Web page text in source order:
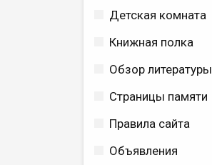
Детская комната
Книжная полка
Обзор литературы
Страницы памяти
Правила сайта
Объявления